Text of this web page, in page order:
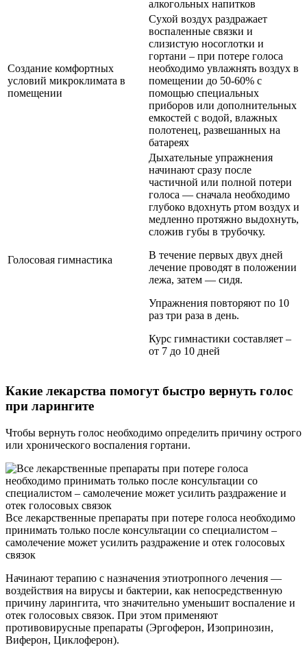
алкогольных напитков
Создание комфортных
условий микроклимата в
помещении
Сухой воздух раздражает
воспаленные связки и
слизистую носоглотки и
гортани – при потере голоса
необходимо увлажнять воздух в
помещении до 50-60% с
помощью специальных
приборов или дополнительных
емкостей с водой, влажных
полотенец, развешанных на
батареях
Голосовая гимнастика
Дыхательные упражнения
начинают сразу после
частичной или полной потери
голоса — сначала необходимо
глубоко вдохнуть ртом воздух и
медленно протяжно выдохнуть,
сложив губы в трубочку.
В течение первых двух дней
лечение проводят в положении
лежа, затем — сидя.
Упражнения повторяют по 10
раз три раза в день.
Курс гимнастики составляет –
от 7 до 10 дней
Какие лекарства помогут быстро вернуть голос
при ларингите
Чтобы вернуть голос необходимо определить причину острого
или хронического воспаления гортани.
Все лекарственные препараты при потере голоса необходимо
принимать только после консультации со специалистом –
самолечение может усилить раздражение и отек голосовых
связок
Начинают терапию с назначения этиотропного лечения —
воздействия на вирусы и бактерии, как непосредственную
причину ларингита, что значительно уменьшит воспаление и
отек голосовых связок. При этом применяют
противовирусные препараты (Эргоферон, Изопринозин,
Виферон, Циклоферон).